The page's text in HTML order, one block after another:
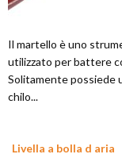
Il martello è uno
utilizzato per battere
Solitamente possiede
chilo...
Livella a bolla d aria